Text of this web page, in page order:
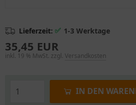
Lieferzeit: ✅ 1-3 Werktage
35,45 EUR
inkl. 19 % MwSt. zzgl. Versandkosten
IN DEN